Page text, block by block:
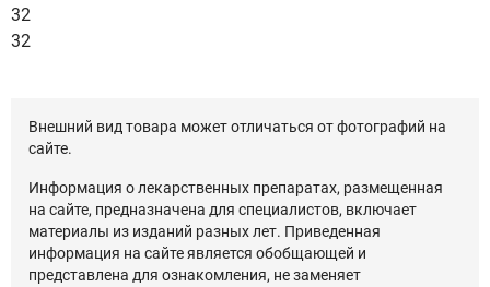
32
32
Внешний вид товара может отличаться от фотографий на
сайте.
Информация о лекарственных препаратах, размещенная
на сайте, предназначена для специалистов, включает
материалы из изданий разных лет. Приведенная
информация на сайте является обобщающей и
представлена для ознакомления, не заменяет